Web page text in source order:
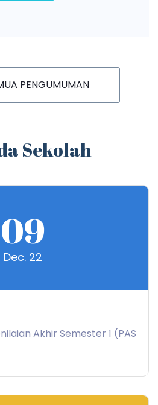
PENGUMUMAN
Sekolah
09
Dec. 22
Akhir Semester 1 (PAS